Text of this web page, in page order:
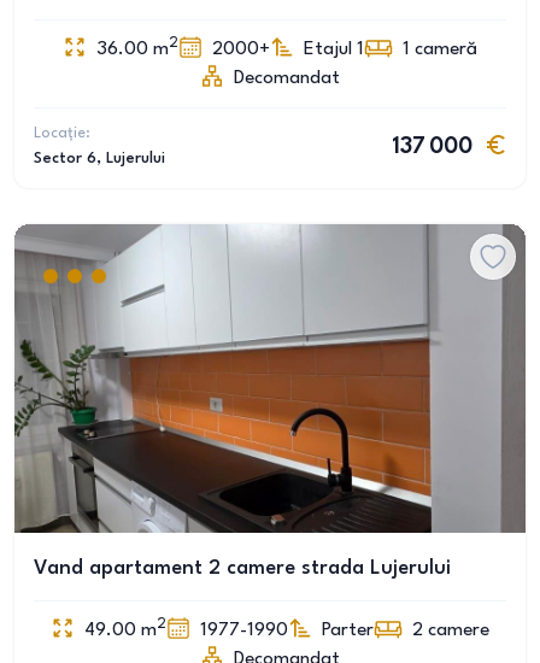
36.00 m2 2000+ Etajul 1 1 cameră
Decomandat
Locație:
Sector 6, Lujerului
137 000
Vand apartament 2 camere strada Lujerului
49.00 m2 1977-1990 Parter 2 camere